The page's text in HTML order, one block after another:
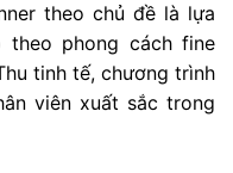
theo chủ đề là lựa
theo phong cách fine
tinh tế, chương trình
viên xuất sắc trong